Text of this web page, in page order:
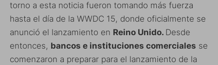
torno a esta noticia fueron tomando más fuerza
hasta el día de la WWDC 15, donde oficialmente se
anunció el lanzamiento en Reino Unido. Desde
entonces, bancos e instituciones comerciales se
comenzaron a preparar para el lanzamiento de la